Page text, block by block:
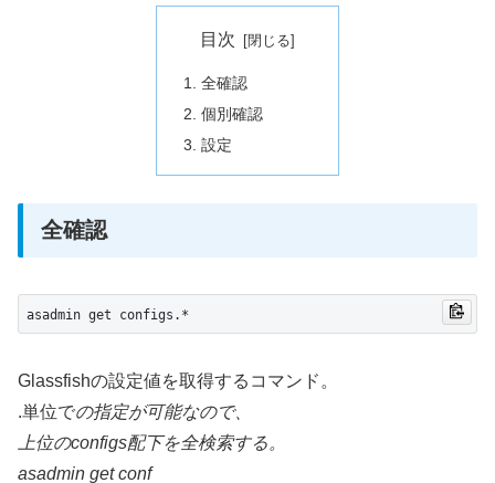
目次
全確認
個別確認
設定
全確認
asadmin get configs.*
Glassfishの設定値を取得するコマンド。
.単位での指定が可能なので、
上位のconfigs配下を全検索する。
asadmin get conf